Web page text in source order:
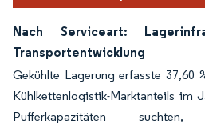
Nach Serviceart:
Transportentwicklung
Gekühlte Lagerung erfasste 37,60
Kühlkettenlogistik-Marktanteils im
Pufferkapazitäten